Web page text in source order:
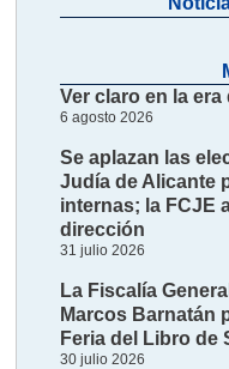
Ver claro en la
6 agosto 2026
Se aplazan las
Judía de Alicante
internas; la FCJE
dirección
31 julio 2026
La Fiscalía
Marcos Barnatán
Feria del Libro de
30 julio 2026